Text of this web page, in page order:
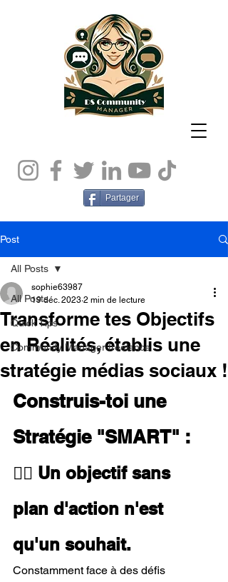
Partager
Post
All Posts
Quick Tips
Community Manager freelance
All Posts
Transforme tes Objectifs
en Réalités, établis une
stratégie médias sociaux !
sophie63987
19 déc. 2023 2 min de lecture
Construis-toi une
Stratégie "SMART" :
😵‍💫 Un objectif sans
plan d'action n'est
qu'un souhait.
Constamment face à des défis